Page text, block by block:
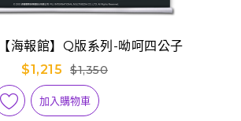
【海報館】Q版系列-呦呵四公子
$1,215
$1,350
加入購物車